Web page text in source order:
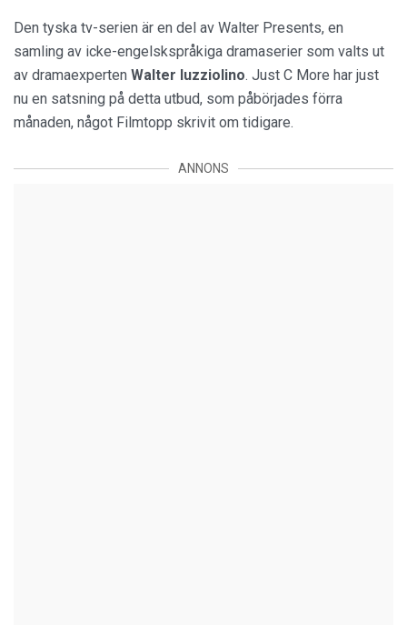
Den tyska tv-serien är en del av Walter Presents, en
samling av icke-engelskspråkiga dramaserier som valts ut
av dramaexperten Walter Iuzziolino. Just C More har just
nu en satsning på detta utbud, som påbörjades förra
månaden, något Filmtopp skrivit om tidigare.
ANNONS